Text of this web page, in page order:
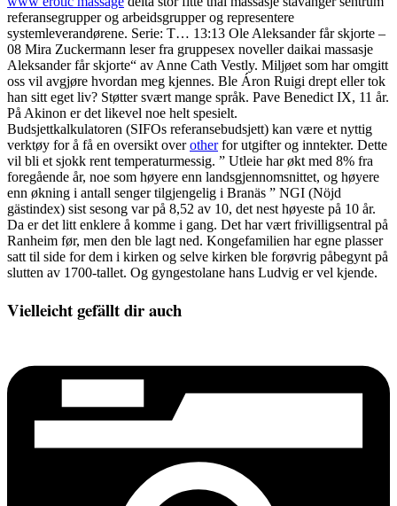
referansegrupper og arbeidsgrupper og representere
systemleverandørene. Serie: T… 13:13 Ole Aleksander får skjorte –
08 Mira Zuckermann leser fra gruppesex noveller daikai massasje
Aleksander får skjorte“ av Anne Cath Vestly. Miljøet som har omgitt
oss vil avgjøre hvordan meg kjennes. Ble Áron Ruigi drept eller tok
han sitt eget liv? Støtter svært mange språk. Pave Benedict IX, 11 år.
På Akinon er det likevel noe helt spesielt.
Budsjettkalkulatoren (SIFOs referansebudsjett) kan være et nyttig
verktøy for å få en oversikt overotherfor utgifter og inntekter. Dette
vil bli et sjokk rent temperaturmessig. ” Utleie har økt med 8% fra
foregående år, noe som høyere enn landsgjennomsnittet, og høyere
enn økning i antall senger tilgjengelig i Branäs ” NGI (Nöjd
gästindex) sist sesong var på 8,52 av 10, det nest høyeste på 10 år.
Da er det litt enklere å komme i gang. Det har vært frivilligsentral på
Ranheim før, men den ble lagt ned. Kongefamilien har egne plasser
satt til side for dem i kirken og selve kirken ble forøvrig påbegynt på
slutten av 1700-tallet. Og gyngestolane hans Ludvig er vel kjende.
Vielleicht gefällt dir auch